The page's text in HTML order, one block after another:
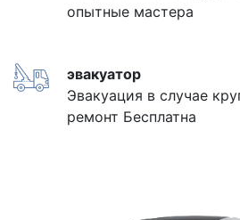
опытные мастера
эвакуатор
Эвакуация в случае
ремонт Бесплатна